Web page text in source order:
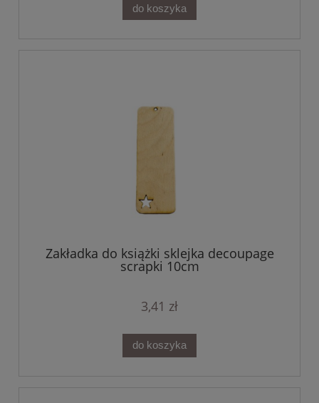
do koszyka
Zakładka do książki sklejka decoupage
scrapki 10cm
3,41 zł
do koszyka